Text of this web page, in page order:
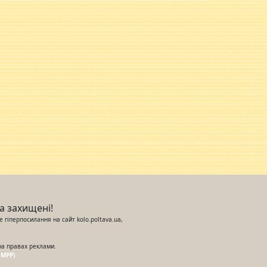
захищені!
гіперпосилання на сайт kolo.poltava.ua,
правах реклами.